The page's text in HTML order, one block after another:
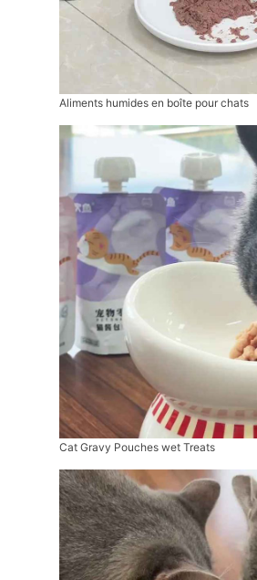
Aliments humides en boîte pour chats
Cat Gravy Pouches wet Treats